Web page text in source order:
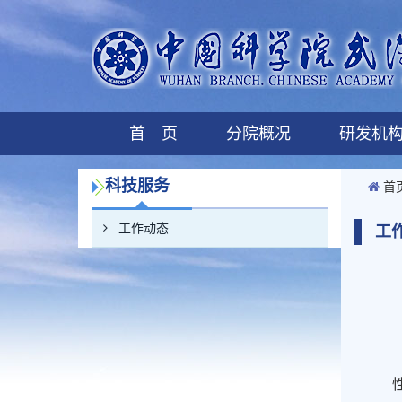
首 页 分院概况 研发机
科技服务
工作动态
首
工